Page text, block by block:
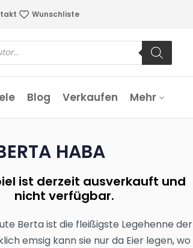
Wunschliste
Blog Verkaufen Mehr
HABA
ist derzeit ausverkauft und
nicht verfügbar.
Berta ist die fleißigste Legehenne der
emsig kann sie nur da Eier legen, wo